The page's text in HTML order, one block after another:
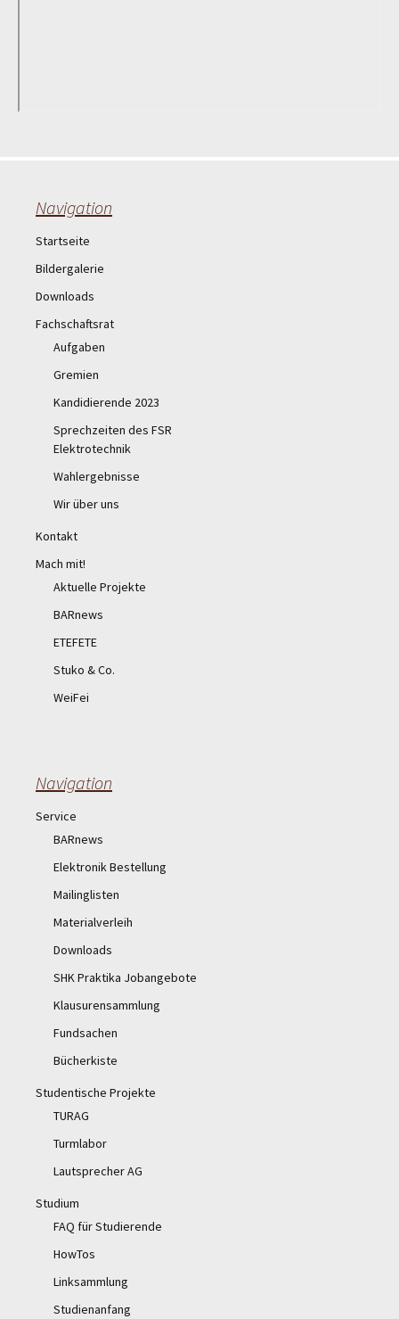
Navigation
Startseite
Bildergalerie
Downloads
Fachschaftsrat
Aufgaben
Gremien
Kandidierende 2023
Sprechzeiten des FSR
Elektrotechnik
Wahlergebnisse
Wir über uns
Kontakt
Mach mit!
Aktuelle Projekte
BARnews
ETEFETE
Stuko & Co.
WeiFei
Navigation
Service
BARnews
Elektronik Bestellung
Mailinglisten
Materialverleih
Downloads
SHK Praktika Jobangebote
Klausurensammlung
Fundsachen
Bücherkiste
Studentische Projekte
TURAG
Turmlabor
Lautsprecher AG
Studium
FAQ für Studierende
HowTos
Linksammlung
Studienanfang